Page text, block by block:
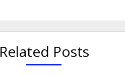
Related Posts